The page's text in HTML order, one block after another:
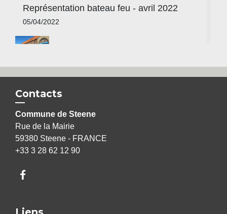
Représentation bateau feu - avril 2022
05/04/2022
Classe de neige - mars 2022
15/03/2022
Contacts
Commune de Steene
Rue de la Mairie
59380 Steene - FRANCE
+33 3 28 62 12 90